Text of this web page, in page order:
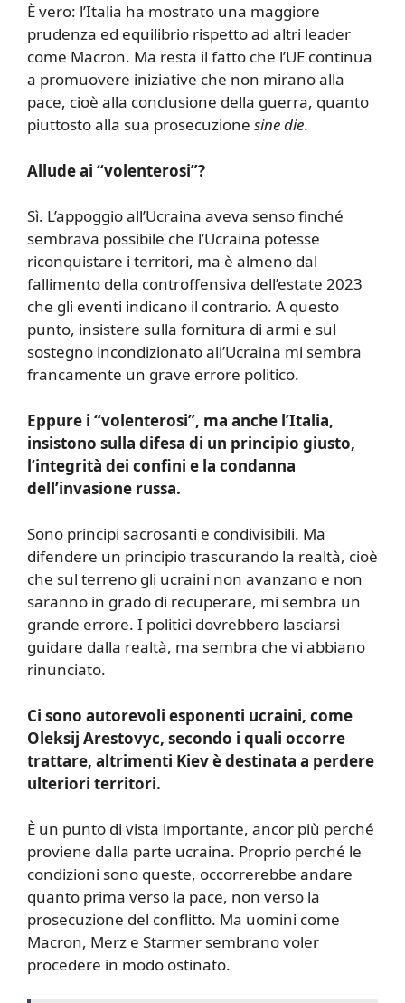
È vero: l’Italia ha mostrato una maggiore
prudenza ed equilibrio rispetto ad altri leader
come Macron. Ma resta il fatto che l’UE continua
a promuovere iniziative che non mirano alla
pace, cioè alla conclusione della guerra, quanto
piuttosto alla sua prosecuzione sine die.
Allude ai “volenterosi”?
Sì. L’appoggio all’Ucraina aveva senso finché
sembrava possibile che l’Ucraina potesse
riconquistare i territori, ma è almeno dal
fallimento della controffensiva dell’estate 2023
che gli eventi indicano il contrario. A questo
punto, insistere sulla fornitura di armi e sul
sostegno incondizionato all’Ucraina mi sembra
francamente un grave errore politico.
Eppure i “volenterosi”, ma anche l’Italia,
insistono sulla difesa di un principio giusto,
l’integrità dei confini e la condanna
dell’invasione russa.
Sono principi sacrosanti e condivisibili. Ma
difendere un principio trascurando la realtà, cioè
che sul terreno gli ucraini non avanzano e non
saranno in grado di recuperare, mi sembra un
grande errore. I politici dovrebbero lasciarsi
guidare dalla realtà, ma sembra che vi abbiano
rinunciato.
Ci sono autorevoli esponenti ucraini, come
Oleksij Arestovyc, secondo i quali occorre
trattare, altrimenti Kiev è destinata a perdere
ulteriori territori.
È un punto di vista importante, ancor più perché
proviene dalla parte ucraina. Proprio perché le
condizioni sono queste, occorrerebbe andare
quanto prima verso la pace, non verso la
prosecuzione del conflitto. Ma uomini come
Macron, Merz e Starmer sembrano voler
procedere in modo ostinato.